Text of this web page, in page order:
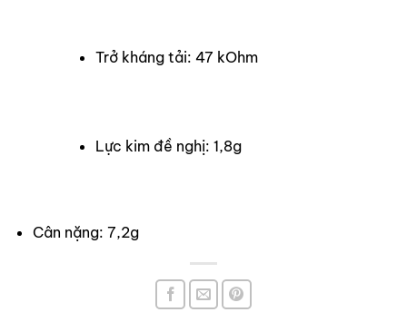
Trở kháng tải: 47 kOhm
Lực kim đề nghị: 1,8g
Cân nặng: 7,2g